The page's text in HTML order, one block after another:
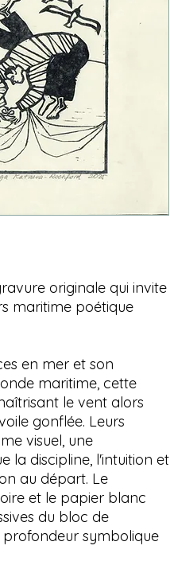
originale qui invite
maritime poétique
en mer et son
maritime, cette
le vent alors
gonflée. Leurs
visuel, une
la discipline, l'intuition et
au départ. Le
et le papier blanc
du bloc de
symbolique